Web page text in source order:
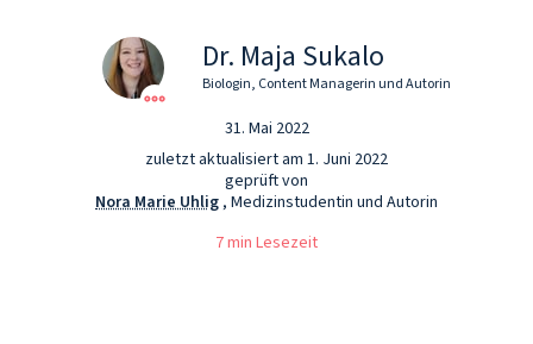
Dr. Maja Sukalo
Biologin, Content Managerin und Autorin
31. Mai 2022
zuletzt aktualisiert am 1. Juni 2022
geprüft von
Nora Marie Uhlig, Medizinstudentin und Autorin
7 min Lesezeit